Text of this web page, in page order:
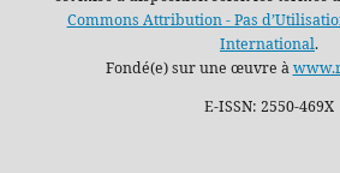
Commons Attribution - Pas
International.
Fondé(e) sur une œuvre à
E-ISSN: 2550-469X